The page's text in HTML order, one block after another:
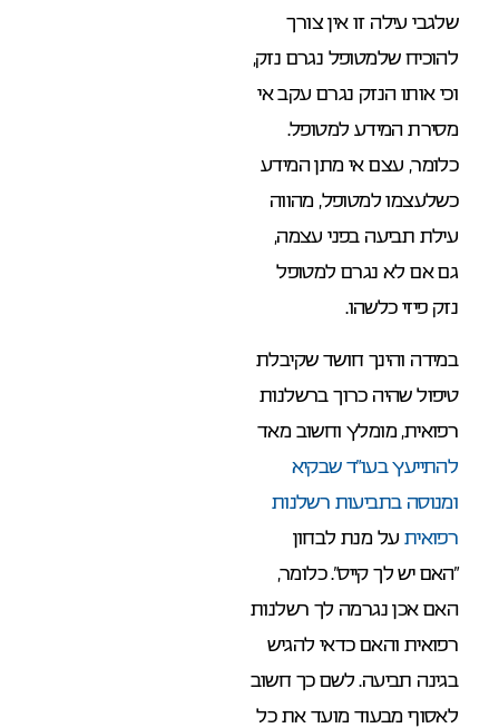
שלגבי עילה זו אין צורך
להוכיח שלמטופל נגרם נזק,
וכי אותו הנזק נגרם עקב אי
מסירת המידע למטופל.
כלומר, עצם אי מתן המידע
כשלעצמו למטופל, מהווה
עילת תביעה בפני עצמה,
גם אם לא נגרם למטופל
נזק פיזי כלשהו.
במידה והינך חושד שקיבלת
טיפול שהיה כרוך ברשלנות
רפואית, מומלץ וחשוב מאד
להתייעץ בעו”ד שבקיא
ומנוסה בתביעות רשלנות
רפואית על מנת לבחון
“האם יש לך קייס”. כלומר,
האם אכן נגרמה לך רשלנות
רפואית והאם כדאי להגיש
בגינה תביעה. לשם כך חשוב
לאסוף מבעוד מועד את כל